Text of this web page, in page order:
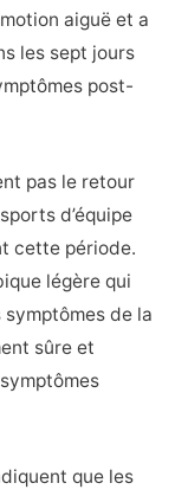
aiguë et a
les sept jours
post-
pas le retour
d’équipe
cette période.
légère qui
de la
sûre et
que les